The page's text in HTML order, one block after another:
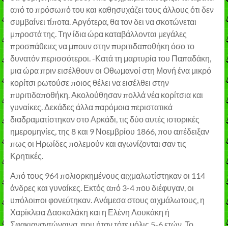
από το πρόσωπό του και καθησυχάζει τους άλλους ότι δεν
συμβαίνει τίποτα. Αργότερα, θα τον δει να σκοτώνεται
μπροστά της. Την ίδια ώρα καταβάλλονται μεγάλες
προσπάθειες να μπουν στην πυριτιδαποθήκη όσο το
δυνατόν περισσότεροι. -Κατά τη μαρτυρία του Παπαδάκη,
μια ώρα πριν εισέλθουν οι Οθωμανοί στη Μονή ένα μικρό
κορίτσι ρωτούσε ποιος θέλει να εισέλθει στην
πυριτιδαποθήκη. Ακολούθησαν πολλά νέα κορίτσια και
γυναίκες. Δεκάδες άλλα παρόμοια περιστατικά
διαδραματίστηκαν στο Αρκάδι, τις δύο αυτές ιστορικές
ημερομηνίες, της 8 και 9 Νοεμβρίου 1866, που απέδειξαν
πως οι Ηρωίδες πολεμούν και αγωνίζονται σαν τις
Κρητικές.
Από τους 964 πολιορκημένους αιχμαλωτίστηκαν οι 114
άνδρες και γυναίκες. Εκτός από 3-4 που διέφυγαν, οι
υπόλοιποι φονεύτηκαν. Ανάμεσα στους αιχμάλωτους, η
Χαρίκλεια Δασκαλάκη και η Ελένη Λουκάκη ή